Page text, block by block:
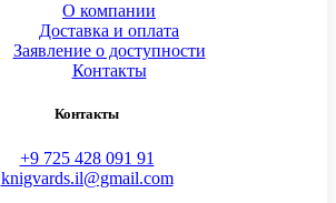
О компании
Доставка и оплата
Заявление о доступности
Контакты
Контакты
+9 725 428 091 91
knigvards.il@gmail.com